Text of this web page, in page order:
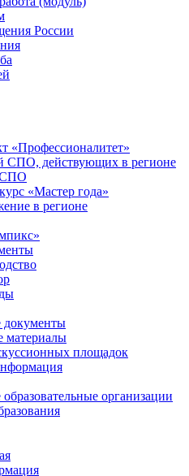
России
«Профессионалитет»
СПО, действующих в регионе
СПО
«Мастер года»
в регионе
материалы
площадок
организации